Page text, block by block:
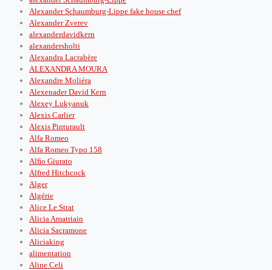
Alexander Schaumburg-Lippe fake house chef
Alexander Zverev
alexanderdavidkern
alexandersholti
Alexandra Lacrabère
ALEXANDRA MOURA
Alexandre Moliéra
Alexenader David Kern
Alexey Lukyanuk
Alexis Carlier
Alexis Pinturault
Alfa Romeo
Alfa Romeo Typo 158
Alﬁo Giurato
Alfred Hitchcock
Alger
Algérie
Alice Le Strat
Alicia Amatriain
Alicia Sacramone
Aliciaking
alimentation
Aline Celi